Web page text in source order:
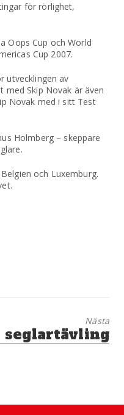
för rörlighet,
Oops Cup och World
Cup 2007.
utvecklingen av
Skip Novak är även
Novak med i sitt Test
Holmberg – skeppare
och Luxemburg.
Nästa
seglartävling